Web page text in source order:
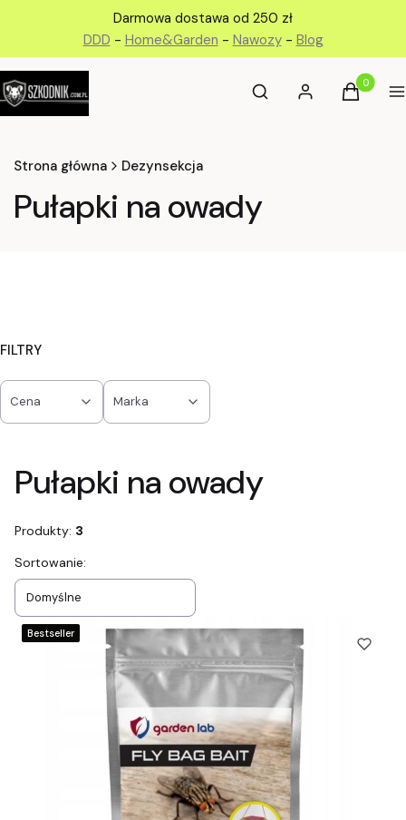
Darmowa dostawa od 250 zł
DDD - Home&Garden - Nawozy- Blog
Otwórz wyszukiwarkę
Szukaj Zaloguj sięProdukty
Koszyk
Strona główna Dezynsekcja
Pułapki na owady
FILTRY
Cena Marka
Pułapki na owady
Produkty: 3
Lista produktów
Sortowanie:
Domyślne
Bestseller